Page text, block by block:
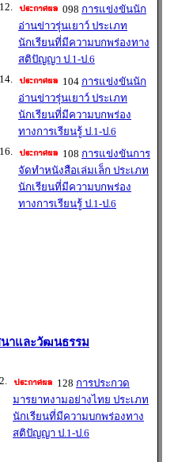
12. 098 การแข่งขันนัก
อ่านข่าวรุ่นเยาว์ ประเภท
นักเรียนที่มีความบกพร่องทาง
สติปัญญา ป.1-ป.6
14. 104 การแข่งขันนัก
อ่านข่าวรุ่นเยาว์ ประเภท
นักเรียนที่มีความบกพร่อง
ทางการเรียนรู้ ป.1-ป.6
16. 108 การแข่งขันการ
จัดทำหนังสือเล่มเล็ก ประเภท
นักเรียนที่มีความบกพร่อง
ทางการเรียนรู้ ป.1-ป.6
นาและวัฒนธรรม
2. 128 การประกวด
มารยาทงามอย่างไทย ประเภท
นักเรียนที่มีความบกพร่องทาง
สติปัญญา ป.1-ป.6